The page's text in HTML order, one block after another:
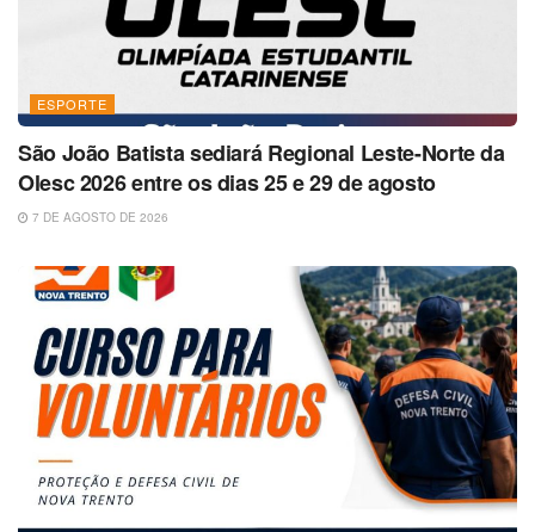
ESPORTE
São João Batista sediará Regional Leste-Norte da
Olesc 2026 entre os dias 25 e 29 de agosto
7 DE AGOSTO DE 2026